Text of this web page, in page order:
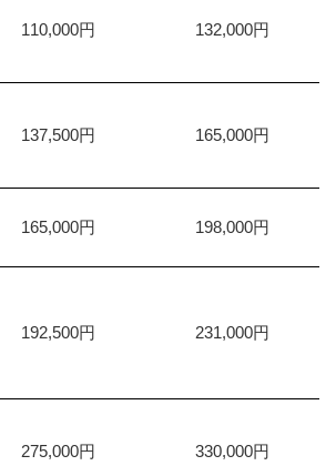
110,000円 132,000円
137,500円 165,000円
165,000円 198,000円
192,500円 231,000円
275,000円 330,000円